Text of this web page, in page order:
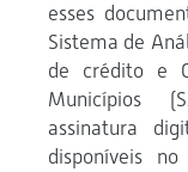
esses
Sistema de
de crédito e
Municípios
assinatura
disponíveis no